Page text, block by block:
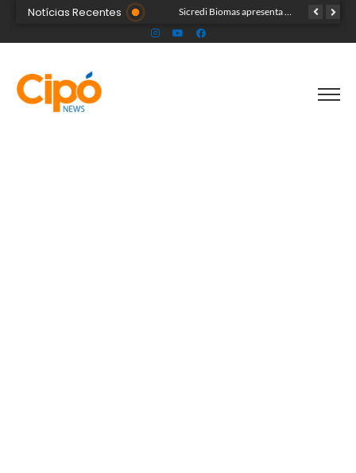
Notícias Recentes Acre segue em alerta para casos de síndrome respiratória aguda grave, aponta Fiocruz